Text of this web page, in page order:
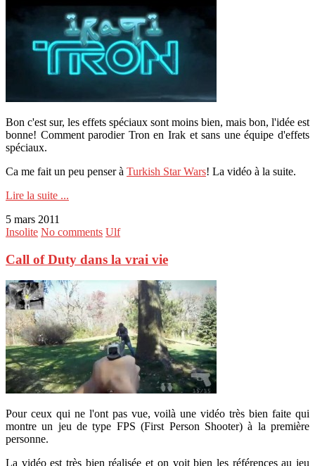
Bon c'est sur, les effets spéciaux sont moins bien, mais bon, l'idée est
bonne! Comment parodier Tron en Irak et sans une équipe d'effets
spéciaux.
Ca me fait un peu penser à Turkish Star Wars! La vidéo à la suite.
Lire la suite ...
5 mars 2011
Insolite No comments Ulf
Call of Duty dans la vrai vie
Pour ceux qui ne l'ont pas vue, voilà une vidéo très bien faite qui
montre un jeu de type FPS (First Person Shooter) à la première
personne.
La vidéo est très bien réalisée et on voit bien les références au jeu